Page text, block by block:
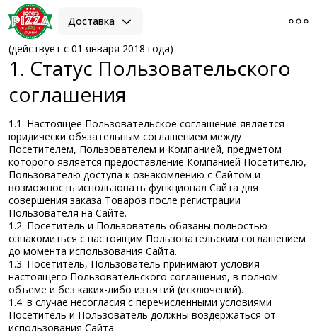
Доставка
(действует с 01 января 2018 года)
1. Статус Пользовательского
соглашения
1.1. Настоящее Пользовательское соглашение является
юридически обязательным соглашением между
Посетителем, Пользователем и Компанией, предметом
которого является предоставление Компанией Посетителю,
Пользователю доступа к ознакомлению с Сайтом и
возможность использовать функционал Сайта для
совершения заказа Товаров после регистрации
Пользователя на Сайте.
1.2. Посетитель и Пользователь обязаны полностью
ознакомиться с настоящим Пользовательским соглашением
до момента использования Сайта.
1.3. Посетитель, Пользователь принимают условия
настоящего Пользовательского соглашения, в полном
объеме и без каких-либо изъятий (исключений).
1.4. в случае несогласия с перечисленными условиями
Посетитель и Пользователь должны воздержаться от
использования Сайта.